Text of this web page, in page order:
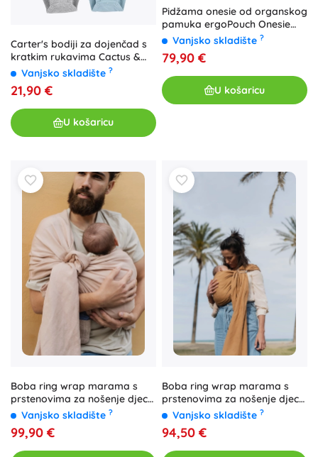
Carter's bodiji za dojenčad s
kratkim rukavima Cactus &
Buffalo, 5 kom, vel. 56 (NB) za
dječake
Vanjsko skladište ?
21,90 €
U košaricu
Pidžama onesie od organskog
pamuka ergoPouch Onesie
Savannah 6–12 mjeseci, 2,5
Vanjsko skladište ?
79,90 €
U košaricu
Boba ring wrap marama s
prstenovima za nošenje djece
peony
Vanjsko skladište ?
99,90 €
Boba ring wrap marama s
prstenovima za nošenje djece
RyeVanjsko skladište ?
94,50 €